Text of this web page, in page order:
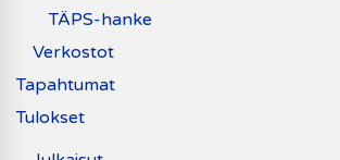
TÄPS-hanke
Verkostot
Tapahtumat
Tulokset